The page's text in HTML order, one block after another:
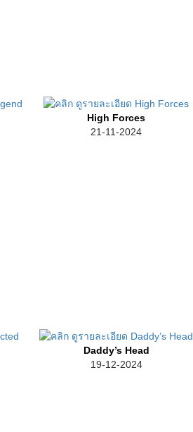
High Forces
21-11-2024
Daddy’s Head
19-12-2024